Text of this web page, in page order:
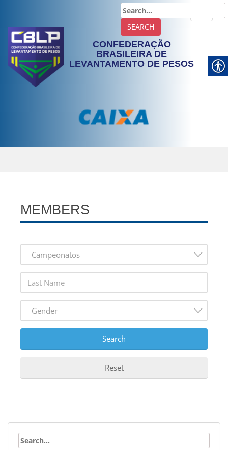
CONFEDERAÇÃO
BRASILEIRA DE
LEVANTAMENTO DE PESOS
MEMBERS
Campeonatos
Gender
Search
Reset